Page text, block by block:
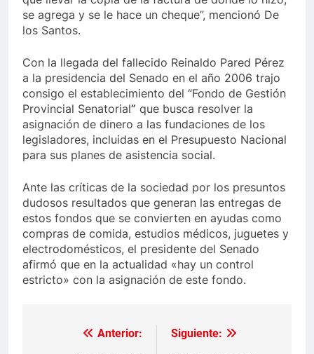
se agrega y se le hace un cheque”, mencionó De
los Santos.
Con la llegada del fallecido Reinaldo Pared Pérez
a la presidencia del Senado en el año 2006 trajo
consigo el establecimiento del “Fondo de Gestión
Provincial Senatorial” que busca resolver la
asignación de dinero a las fundaciones de los
legisladores, incluidas en el Presupuesto Nacional
para sus planes de asistencia social.
Ante las críticas de la sociedad por los presuntos
dudosos resultados que generan las entregas de
estos fondos que se convierten en ayudas como
compras de comida, estudios médicos, juguetes y
electrodomésticos, el presidente del Senado
afirmó que en la actualidad «hay un control
estricto» con la asignación de este fondo.
Navegación
Anterior:
Siguiente: